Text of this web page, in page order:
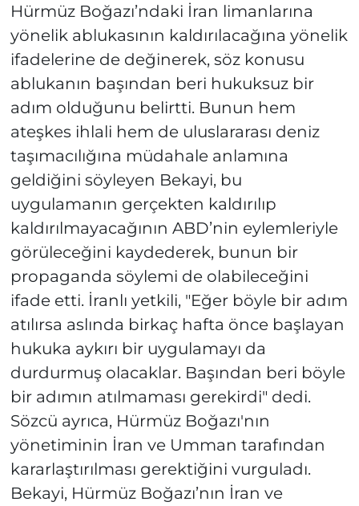
Hürmüz Boğazı’ndaki İran limanlarına
yönelik ablukasının kaldırılacağına yönelik
ifadelerine de değinerek, söz konusu
ablukanın başından beri hukuksuz bir
adım olduğunu belirtti. Bunun hem
ateşkes ihlali hem de uluslararası deniz
taşımacılığına müdahale anlamına
geldiğini söyleyen Bekayi, bu
uygulamanın gerçekten kaldırılıp
kaldırılmayacağının ABD’nin eylemleriyle
görüleceğini kaydederek, bunun bir
propaganda söylemi de olabileceğini
ifade etti. İranlı yetkili, "Eğer böyle bir adım
atılırsa aslında birkaç hafta önce başlayan
hukuka aykırı bir uygulamayı da
durdurmuş olacaklar. Başından beri böyle
bir adımın atılmaması gerekirdi" dedi.
Sözcü ayrıca, Hürmüz Boğazı'nın
yönetiminin İran ve Umman tarafından
kararlaştırılması gerektiğini vurguladı.
Bekayi, Hürmüz Boğazı’nın İran ve